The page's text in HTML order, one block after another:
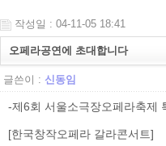
작성일 : 04-11-05 18:41
오페라공연에 초대합니다
글쓴이 : 신동임
-제6회 서울소극장오페라축제
[한국창작오페라 갈라콘서트]